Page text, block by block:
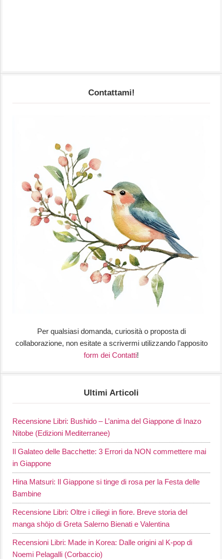
Contattami!
Per qualsiasi domanda, curiosità o proposta di
collaborazione, non esitate a scrivermi utilizzando l’apposito
form dei Contatti!
Ultimi Articoli
Recensione Libri: Bushido – L’anima del Giappone di Inazo
Nitobe (Edizioni Mediterranee)
Il Galateo delle Bacchette: 3 Errori da NON commettere mai
in Giappone
Hina Matsuri: Il Giappone si tinge di rosa per la Festa delle
Bambine
Recensione Libri: Oltre i ciliegi in fiore. Breve storia del
manga shōjo di Greta Salerno Bienati e Valentina
Recensioni Libri: Made in Korea: Dalle origini al K-pop di
Noemi Pelagalli (Corbaccio)